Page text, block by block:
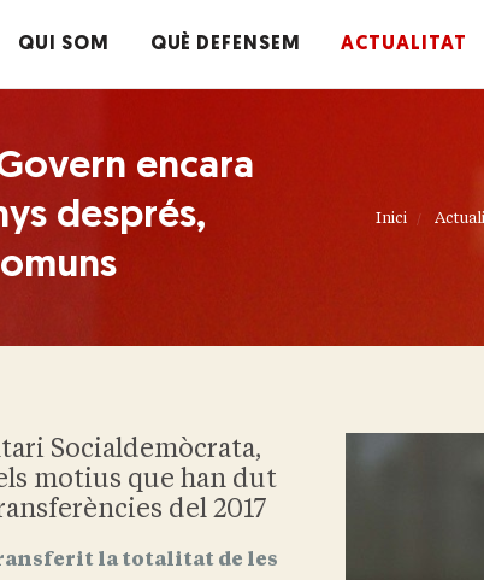
QUI SOM QUÈ DEFENSEM ACTUALITAT
encara
després,
Inici
Socialdemòcrata,
motius que han dut
del 2017
la totalitat de les